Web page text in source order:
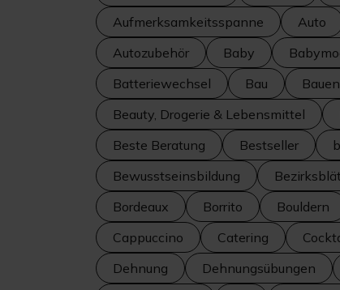
Aufmerksamkeitsspanne
Auto
Autozubehör
Baby
Batteriewechsel
Bau Bauen
Beauty, Drogerie & Lebensmittel
Beste Beratung
Bestseller
Bewusstseinsbildung
Bordeaux
Borrito Bouldern
Cappuccino
Catering
Dehnung
Dehnungsübungen